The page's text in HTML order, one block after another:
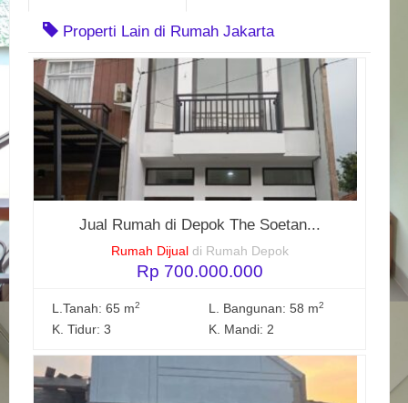
Properti Lain di Rumah Jakarta
Jual Rumah di Depok The Soetan...
Rumah Dijual di Rumah Depok
Rp 700.000.000
L.Tanah: 65 m2 L. Bangunan: 58 m2
K. Tidur: 3 K. Mandi: 2